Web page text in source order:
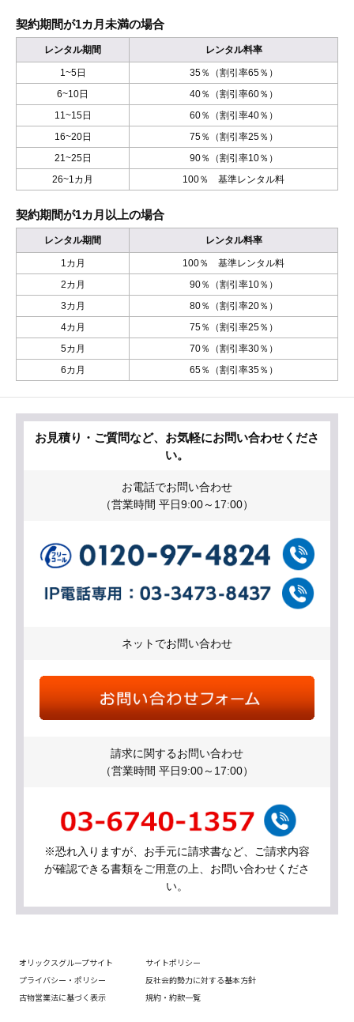
契約期間が1カ月未満の場合
レンタル期間 レンタル料率
1~5日
35％（割引率65％）
6~10日
40％（割引率60％）
11~15日
60％（割引率40％）
16~20日
75％（割引率25％）
21~25日
90％（割引率10％）
26~1カ月
100％ 基準レンタル料
契約期間が1カ月以上の場合
レンタル期間 レンタル料率
1カ月
100％ 基準レンタル料
2カ月
90％（割引率10％）
3カ月
80％（割引率20％）
4カ月
75％（割引率25％）
5カ月
70％（割引率30％）
6カ月
65％（割引率35％）
お見積り・ご質問など、お気軽にお問い合わせくださ
い。
お電話でお問い合わせ
（営業時間 平日9:00～17:00）
ネットでお問い合わせ
請求に関するお問い合わせ
（営業時間 平日9:00～17:00）
※恐れ入りますが、お手元に請求書など、ご請求内容
が確認できる書類をご用意の上、お問い合わせくださ
い。
オリックスグループサイト
サイトポリシー
プライバシー・ポリシー
反社会的勢力に対する基本方針
古物営業法に基づく表示
規約・約款一覧